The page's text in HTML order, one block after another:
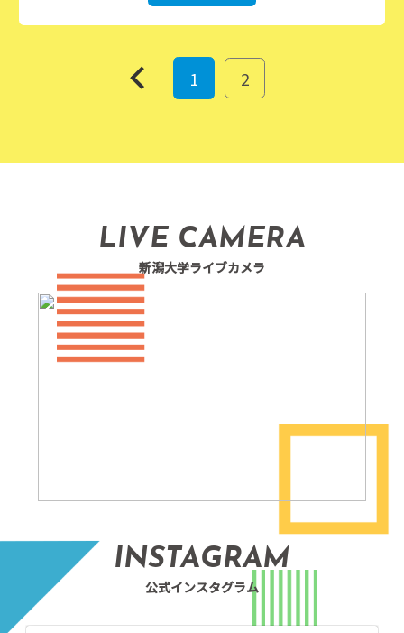
prev 1 2
LIVE CAMERA
新潟大学ライブカメラ
INSTAGRAM
公式インスタグラム